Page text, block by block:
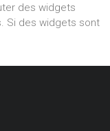
des widgets
Si des widgets sont